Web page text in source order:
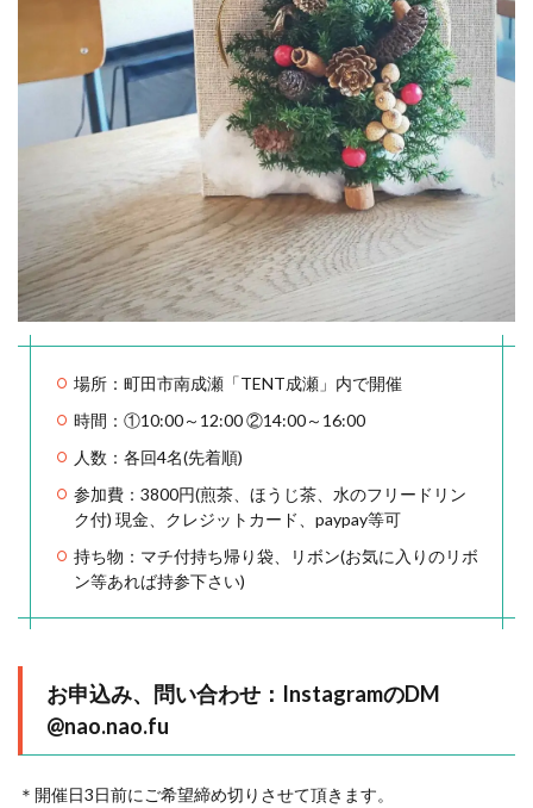
場所：町田市南成瀬「TENT成瀬」内で開催
時間：①10:00～12:00 ②14:00～16:00
人数：各回4名(先着順)
参加費：3800円(煎茶、ほうじ茶、水のフリードリン
ク付) 現金、クレジットカード、paypay等可
持ち物：マチ付持ち帰り袋、リボン(お気に入りのリボ
ン等あれば持参下さい)
お申込み、問い合わせ：InstagramのDM
@nao.nao.fu
＊開催日3日前にご希望締め切りさせて頂きます。